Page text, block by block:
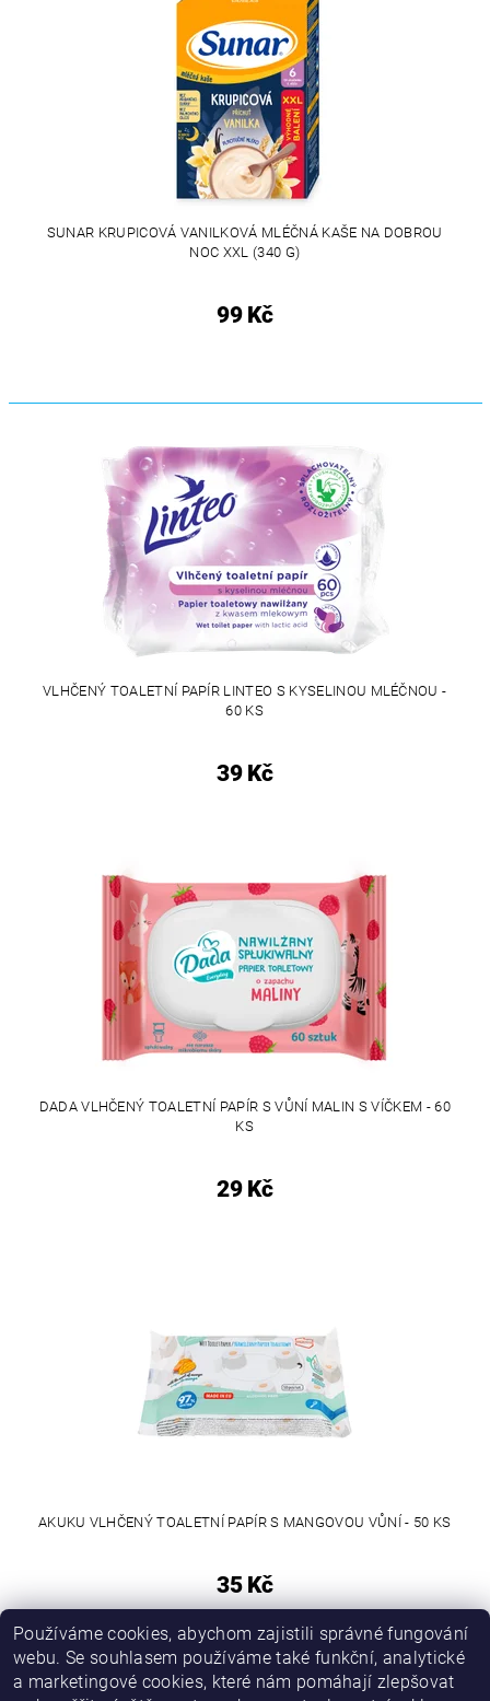
SUNAR KRUPICOVÁ VANILKOVÁ MLÉČNÁ KAŠE NA DOBROU
NOC XXL (340 G)
99 Kč
VLHČENÝ TOALETNÍ PAPÍR LINTEO S KYSELINOU MLÉČNOU -
60 KS
39 Kč
DADA VLHČENÝ TOALETNÍ PAPÍR S VŮNÍ MALIN S VÍČKEM - 60
KS
29 Kč
AKUKU VLHČENÝ TOALETNÍ PAPÍR S MANGOVOU VŮNÍ - 50 KS
35 Kč
Používáme cookies, abychom zajistili správné fungování
webu. Se souhlasem používáme také funkční, analytické
a marketingové cookies, které nám pomáhají zlepšovat